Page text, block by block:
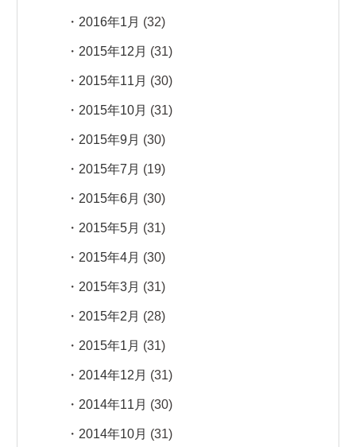
2016年1月 (32)
2015年12月 (31)
2015年11月 (30)
2015年10月 (31)
2015年9月 (30)
2015年7月 (19)
2015年6月 (30)
2015年5月 (31)
2015年4月 (30)
2015年3月 (31)
2015年2月 (28)
2015年1月 (31)
2014年12月 (31)
2014年11月 (30)
2014年10月 (31)